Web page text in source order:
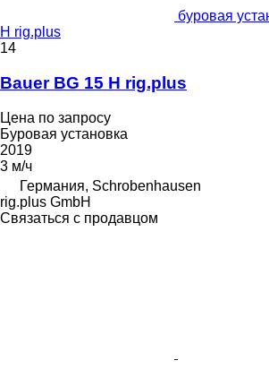
буровая
H rig.plus
14
Bauer BG 15 H rig.plus
Цена по запросу
Буровая установка
2019
3 м/ч
Германия, Schrobenhausen
rig.plus GmbH
Связаться с продавцом